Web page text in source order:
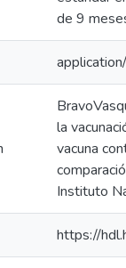
de 9
la
vacuna
Instituto
https://